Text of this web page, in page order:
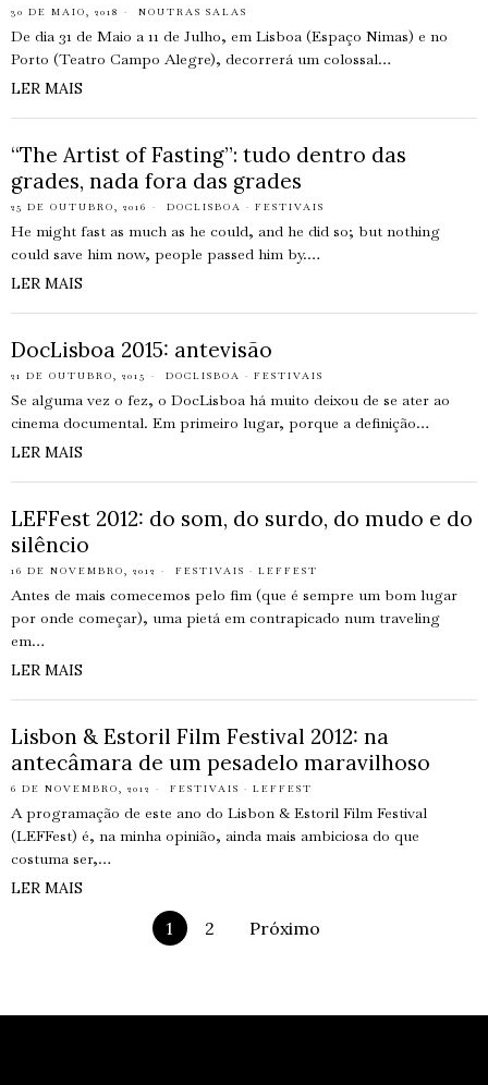
30 DE MAIO, 2018 NOUTRAS SALAS
De dia 31 de Maio a 11 de Julho, em Lisboa (Espaço Nimas) e no
Porto (Teatro Campo Alegre), decorrerá um colossal…
LER MAIS
“The Artist of Fasting”: tudo dentro das
grades, nada fora das grades
25 DE OUTUBRO, 2016 DOCLISBOA · FESTIVAIS
He might fast as much as he could, and he did so; but nothing
could save him now, people passed him by.…
LER MAIS
DocLisboa 2015: antevisão
21 DE OUTUBRO, 2015 DOCLISBOA · FESTIVAIS
Se alguma vez o fez, o DocLisboa há muito deixou de se ater ao
cinema documental. Em primeiro lugar, porque a definição…
LER MAIS
LEFFest 2012: do som, do surdo, do mudo e do
silêncio
16 DE NOVEMBRO, 2012 FESTIVAIS · LEFFEST
Antes de mais comecemos pelo fim (que é sempre um bom lugar
por onde começar), uma pietá em contrapicado num traveling
em…
LER MAIS
Lisbon & Estoril Film Festival 2012: na
antecâmara de um pesadelo maravilhoso
6 DE NOVEMBRO, 2012 FESTIVAIS · LEFFEST
A programação de este ano do Lisbon & Estoril Film Festival
(LEFFest) é, na minha opinião, ainda mais ambiciosa do que
costuma ser,…
LER MAIS
1 2 Próximo